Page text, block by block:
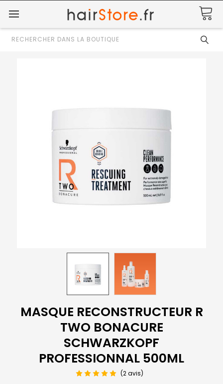
Rechercher
MASQUE RECONSTRUCTEUR R
TWO BONACURE
SCHWARZKOPF
PROFESSIONNAL 500ML
(2 avis)